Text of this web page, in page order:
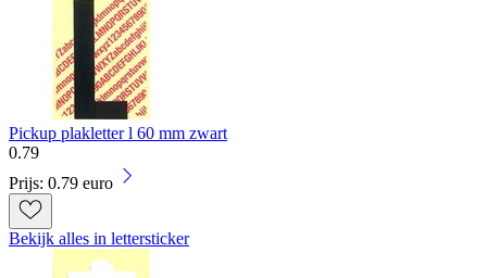
Pickup plakletter l 60 mm zwart
0.79
Prijs: 0.79 euro
Bekijk alles in lettersticker